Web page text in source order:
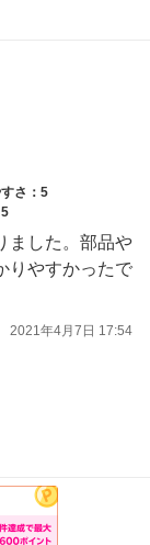
さ：5
ました。部品や
りやすかったで
2021年4月7日 17:54